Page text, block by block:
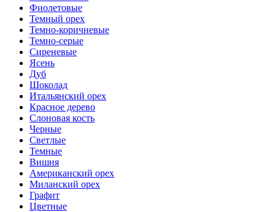
Фиолетовые
Темный орех
Темно-коричневые
Темно-серые
Сиреневые
Ясень
Дуб
Шоколад
Итальянский орех
Красное дерево
Слоновая кость
Черные
Светлые
Темные
Вишня
Американский орех
Миланский орех
Графит
Цветные